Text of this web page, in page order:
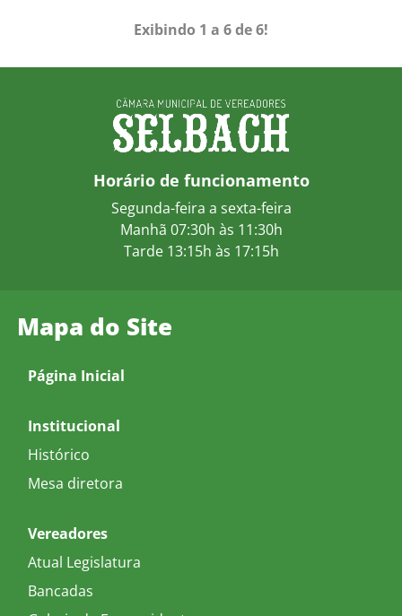
Exibindo 1 a 6 de 6!
Horário de funcionamento
Segunda-feira a sexta-feira
Manhã 07:30h às 11:30h
Tarde 13:15h às 17:15h
Mapa do Site
Página Inicial
Institucional
Histórico
Mesa diretora
Vereadores
Atual Legislatura
Bancadas